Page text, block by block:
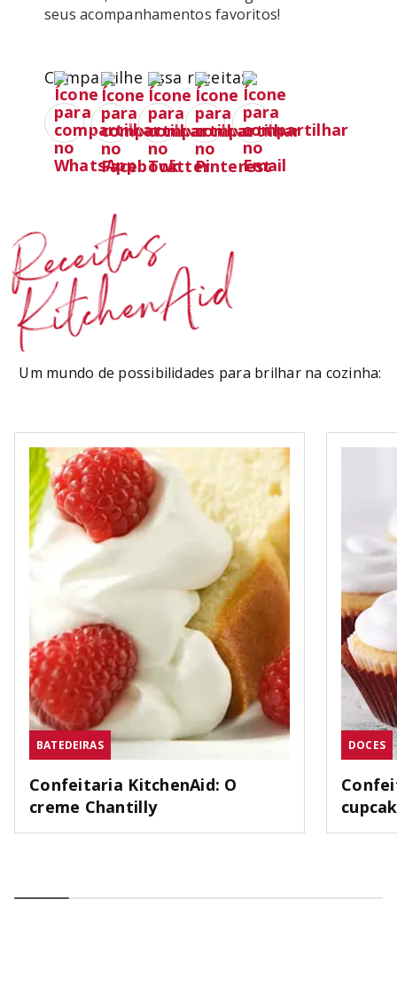
Compartilhe essa receita:
Receitas
KitchenAid
Um mundo de possibilidades para brilhar na cozinha:
BATEDEIRAS
Confeitaria KitchenAid: O
creme Chantilly
DOCES